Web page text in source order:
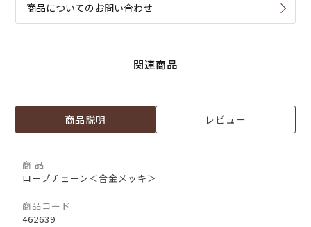
商品についてのお問い合わせ
関連商品
商品説明 レビュー
商 品
ロープチェーン＜合金メッキ＞
商品コード
462639